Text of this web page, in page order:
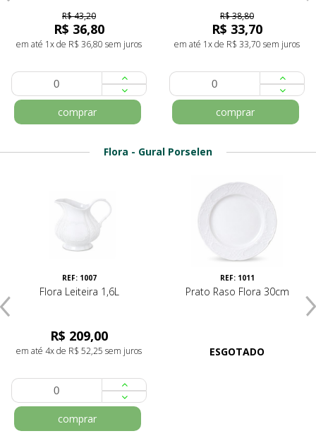
R$ 43,20
R$ 36,80
em até 1x de R$ 36,80 sem juros
comprar
R$ 38,80
R$ 33,70
em até 1x de R$ 33,70 sem juros
comprar
Flora - Gural Porselen
REF: 1007
Flora Leiteira 1,6L
R$ 209,00
em até 4x de R$ 52,25 sem juros
comprar
REF: 1011
Prato Raso Flora 30cm
ESGOTADO